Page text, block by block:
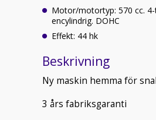
Motor/motortyp: 570 cc.
encylindrig. DOHC
Effekt: 44 hk
Beskrivning
Ny maskin hemma för
3 års fabriksgaranti